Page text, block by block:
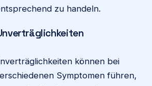
zu handeln.
können bei
Symptomen führen,